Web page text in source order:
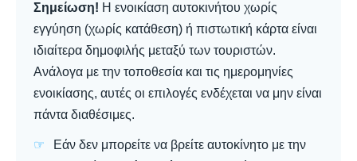
Σημείωση! Η ενοικίαση αυτοκινήτου χωρίς
εγγύηση (χωρίς κατάθεση) ή πιστωτική κάρτα είναι
ιδιαίτερα δημοφιλής μεταξύ των τουριστών.
Ανάλογα με την τοποθεσία και τις ημερομηνίες
ενοικίασης, αυτές οι επιλογές ενδέχεται να μην είναι
πάντα διαθέσιμες.
Εάν δεν μπορείτε να βρείτε αυτοκίνητο με την